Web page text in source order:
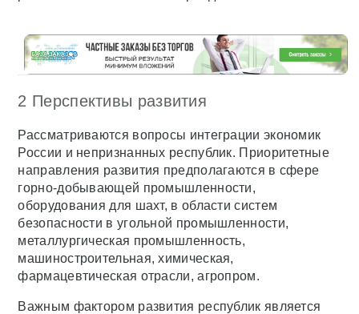
2 Перспективы развития
Рассматриваются вопросы интеграции экономик
России и непризнанных республик. Приоритетные
направления развития предполагаются в сфере
горно-добывающей промышленности,
оборудования для шахт, в области систем
безопасности в угольной промышленности,
металлургическая промышленность,
машиностроительная, химическая,
фармацевтическая отрасли, агропром.
Важным фактором развития республик является